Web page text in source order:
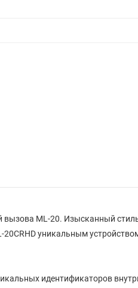
ML-20. Изысканный
уникальным
идентификаторов